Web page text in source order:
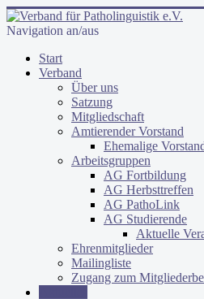
Navigation an/aus
Start
Verband
Über uns
Satzung
Mitgliedschaft
Amtierender Vorstand
Ehemalige
Arbeitsgruppen
AG Fortbildung
AG Herbsttreffen
AG PathoLink
AG Studierende
Aktuelle
Ehrenmitglieder
Mailingliste
Zugang zum